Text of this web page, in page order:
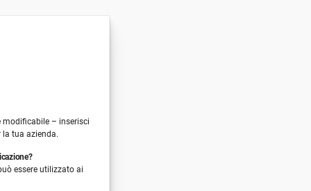
modificabile – inserisci
tua azienda.
essere utilizzato ai